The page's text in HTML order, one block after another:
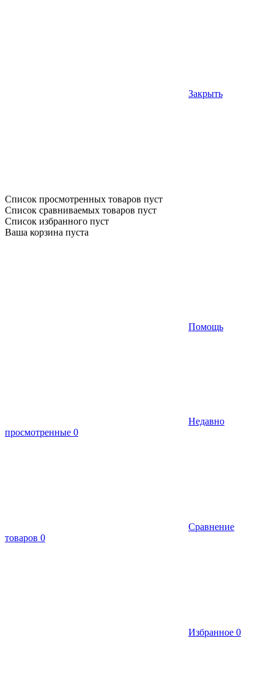
Закрыть
Список просмотренных товаров пуст
Список сравниваемых товаров пуст
Список избранного пуст
Ваша корзина пуста
Помощь
Недавно
просмотренные 0
Сравнение
товаров 0
Избранное 0